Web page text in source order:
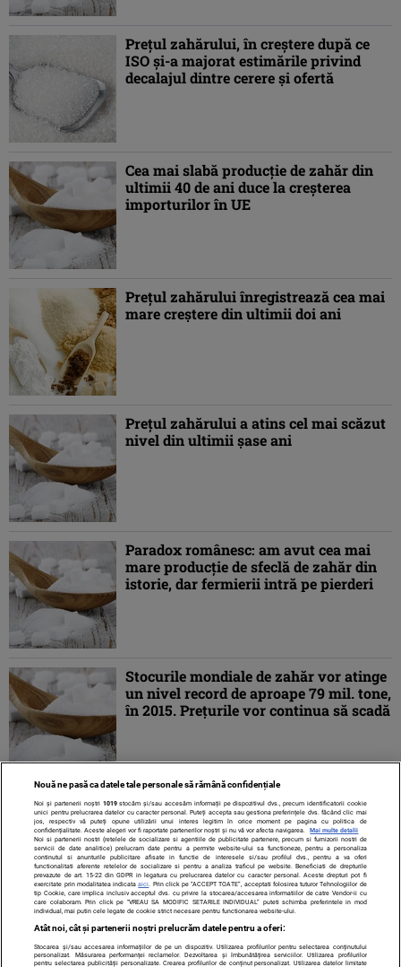
Preţul zahărului, în creştere după ce
ISO şi-a majorat estimările privind
decalajul dintre cerere şi ofertă
Cea mai slabă producţie de zahăr din
ultimii 40 de ani duce la creşterea
importurilor în UE
Preţul zahărului înregistrează cea mai
mare creştere din ultimii doi ani
Preţul zahărului a atins cel mai scăzut
nivel din ultimii şase ani
Paradox românesc: am avut cea mai
mare producţie de sfeclă de zahăr din
istorie, dar fermierii intră pe pierderi
Stocurile mondiale de zahăr vor atinge
un nivel record de aproape 79 mil. tone,
în 2015. Preţurile vor continua să scadă
1 2 »
Contact Despre noi Termeni și condiții
Nouă ne pasă ca datele tale personale să rămână confidențiale
Noi și partenerii noștri 1019stocăm și/sau accesăm informații pe dispozitivul dvs., precum identificatorii cookie
unici pentru prelucrarea datelor cu caracter personal. Puteți accepta sau gestiona preferințele dvs. făcând clic mai
jos, respectiv vă puteți opune utilizării unui interes legitim în orice moment pe pagina cu politica de
confidențialitate. Aceste alegeri vor fi raportate partenerilor noștri și nu vă vor afecta navigarea.
Mai multe detalii
Noi si partenerii nostri (retelele de socializare si agentiile de publicitate partenere, precum si furnizorii nostri de
servicii de date analitice) prelucram date pentru a permite website-ului sa functioneze, pentru a personaliza
continutul si anunturile publicitare afisate in functie de interesele si/sau profilul dvs., pentru a va oferi
functionalitati aferente retelelor de socializare si pentru a analiza traficul pe website. Beneficiati de drepturile
prevazute de art. 15-22 din GDPR in legatura cu prelucrarea datelor cu caracter personal. Aceste drepturi pot fi
exercitate prin modalitatea indicataaici . Prin click pe “ACCEPT TOATE”, acceptati folosirea tuturor Tehnologiilor de
tip Cookie, care implica inclusiv acceptul dvs. cu privire la stocarea/accesarea informatiilor de catre Vendor-ii cu
care colaboram. Prin click pe “VREAU SA MODIFIC SETARILE INDIVIDUAL” puteti schimba preferintele in mod
individual, mai putin cele legate de cookie strict necesare pentru functionarea website-ului.
Atât noi, cât și partenerii noștri prelucrăm datele pentru a oferi:
Stocarea și/sau accesarea informațiilor de pe un dispozitiv. Utilizarea profilurilor pentru selectarea conținutului
personalizat. Măsurarea performanței reclamelor. Dezvoltarea și îmbunătățirea serviciilor. Utilizarea profilurilor
pentru selectarea publicității personalizate. Crearea profilurilor de conținut personalizat. Utilizarea datelor limitate